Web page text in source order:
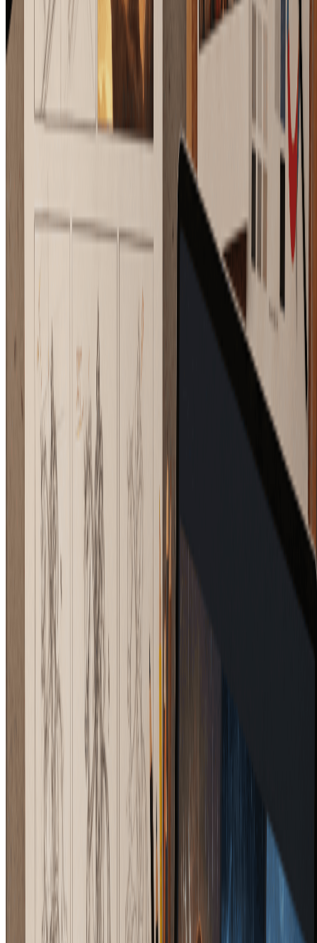
Pin-Up Girl Art Generator
Upload a photo and turn it into vintage pin-up style artwork with AI
in seconds.